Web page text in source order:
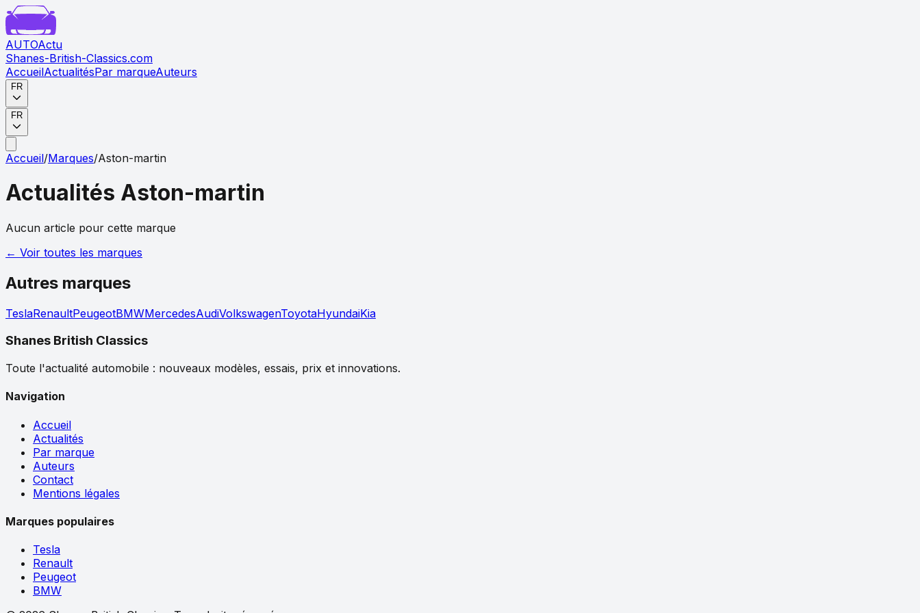
AUTOActu
Shanes-British-Classics.com
AccueilActualitésPar marqueAuteurs
FR
FR
Accueil/Marques/Aston-martin
Actualités Aston-martin
Aucun article pour cette marque
← Voir toutes les marques
Autres marques
TeslaRenaultPeugeotBMWMercedesAudiVolkswagenToyotaHyundaiKia
Shanes British Classics
Toute l'actualité automobile : nouveaux modèles, essais, prix et innovations.
Navigation
Accueil
Actualités
Par marque
Auteurs
Contact
Mentions légales
Marques populaires
Tesla
Renault
Peugeot
BMW